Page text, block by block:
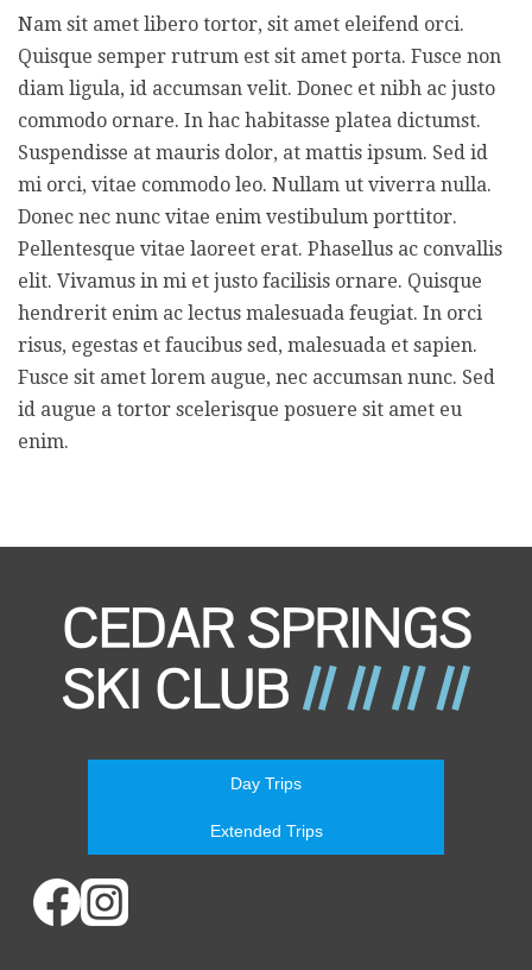
Nam sit amet libero tortor, sit amet eleifend orci.
Quisque semper rutrum est sit amet porta. Fusce non
diam ligula, id accumsan velit. Donec et nibh ac justo
commodo ornare. In hac habitasse platea dictumst.
Suspendisse at mauris dolor, at mattis ipsum. Sed id
mi orci, vitae commodo leo. Nullam ut viverra nulla.
Donec nec nunc vitae enim vestibulum porttitor.
Pellentesque vitae laoreet erat. Phasellus ac convallis
elit. Vivamus in mi et justo facilisis ornare. Quisque
hendrerit enim ac lectus malesuada feugiat. In orci
risus, egestas et faucibus sed, malesuada et sapien.
Fusce sit amet lorem augue, nec accumsan nunc. Sed
id augue a tortor scelerisque posuere sit amet eu
enim.
Day Trips
Extended Trips